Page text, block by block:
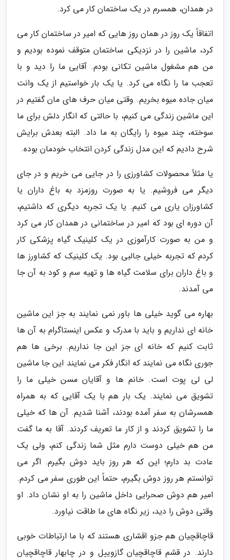
در همدان، همسرم در یک ساختمان کار می کرد.
اتفاقاً یک روز در همان روز هایی که امیر در ساختمان کار می
کرد، ماشین را در نزدیکی ساختمان متوقف نموده بودیم و
من هم مشغول ماشین تکانی بودم. آقایی ما را دید و با
تعجب ما را نگاه می کرد. یا یک بار خواستیم از یک وانت
میان جاده میوه بخریم. وقتی میان حرف های مان گفتیم در
این ماشین زندگی می کنیم، با حالتی که انگار دلش برای ما
سوخته، چند میوه را رایگان به ما داد. البته بعدش برایش
شرح دادیم که این مدل زندگی کردن انتخاب خودمان بوده.
یا مثلاً محصولات کشاورزی را در جایی می خریم و در جای
دیگر می فروشیم. یا به صورت روزمزد به باغ داران یا
کشاورزان یاری می کنیم. یا یک تجربه دیگری که داشتیم،
آن دوره ای بود که امیر در ساختمانی در همدان کار می کرد
و من به صورت کارآموزی در یک کلینیک گیاه پزشکی کار
کردم که تجربه خیلی جالبی بود. یک کلینیک که کشاورز ها
و باغ داران برای سلامت گیاه ها و تهیه سم و کود به آن جا
می آمدند.
بهاره می گوید خیلی ها باور نمی نمایند به جز این ماشین
خانه ای نداریم و باید با مدرک و عکس اینستاگرام به آن ها
ثابت کنیم که خانه ای جز این جا نداریم. برخی ها هم
جوری نگاه می نمایند که انگار فکر می نمایند این جا ماشین
لی لی پوت است. خانم ها و آقایان مسن خیلی ما را
تشویق می نمایند. یک بار هم با یک آقایی که به همراه
همسرشان به سفر آمده بودند، آشنا شدیم. آن ها که خیلی
ما را تشویق کردند و از کار ما تعریف کردند. آقا به ما گفت
من هم خیلی دوست دارم مثل شما زندگی کنم، ولی یک
عادت بد دارم؛ این که هر روز باید دوش بگیرم. اگر می
توانستم هر روز دوش بگیرم، حتماً این طوری سفر می کردم.
امیر هم دوش صحرایی داخل ماشین را به او نشان داد. او
وقتی دوش را دید، زیر نگاه های ما طاقت نیاورد.
قاچاقچیان هم جزو اقشاری هستند که با ما ارتباطات خوبی
دارند. در قشم قاچاقچیان گازوییل و در چابهار قاچاقچیان